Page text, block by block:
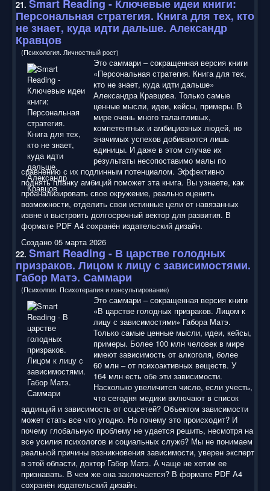
21. Smart Reading - Ключевые идеи книги:
Персональная стратегия. Книга для тех, кто
не знает, куда идти дальше. Александр
Кравцов
(Психология. Личностный рост)
Это саммари – сокращенная версия книги
«Персональная стратегия. Книга для тех,
кто не знает, куда идти дальше»
Александра Кравцова. Только самые
ценные мысли, идеи, кейсы, примеры. В
мире очень много талантливых,
компетентных и амбициозных людей, но
значимых успехов добиваются лишь
единицы. И даже в этом случае их
результаты несопоставимо малы по
сравнению с их подлинным потенциалом. Эффективно
поднять планку амбиций поможет эта книга. Вы узнаете, как
проанализировать свое окружение, реально оценить
возможности, отделить свои истинные цели от навязанных
извне и выстроить долгосрочный вектор для развития. В
формате PDF A4 сохранён издательский дизайн.
Создано 05 марта 2026
22. Smart Reading - В царстве голодных
призраков. Лицом к лицу с зависимостями.
Габор Матэ. Саммари
(Психолгия. Психотерапия и консультирование)
Это саммари – сокращенная версия книги
«В царстве голодных призраков. Лицом к
лицу с зависимостями» Габора Матэ.
Только самые ценные мысли, идеи, кейсы,
примеры. Более 100 млн человек в мире
имеют зависимость от алкоголя, более
60 млн – от психоактивных веществ. У
164 млн есть обе эти зависимости.
Насколько увеличится число, если учесть,
что сегодня медики включают в список
аддикций и зависимость от соцсетей? Объектом зависимости
может стать все что угодно. Но почему это происходит? И
почему глобальную проблему не удается решить, несмотря на
все усилия психологов и социальных служб? Мы не понимаем
реальной причины возникновения зависимости, уверен эксперт
в этой области, доктор Габор Матэ. А чаще не хотим ее
признавать. В чем же она заключается? В формате PDF A4
сохранён издательский дизайн.